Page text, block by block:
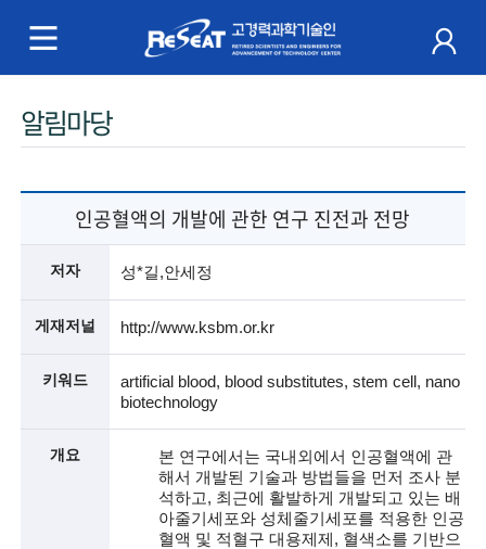
R
e
e
a
t
고
경
력
과
학
기
술
주
메
알림마당
인공혈액의 개발에 관한 연구 진전과 전망
저자 성*길,안세정
게재저널 http://www.ksbm.or.kr
키워드
artificial blood, blood substitutes, stem cell, nano
biotechnology
개요
본 연구에서는 국내외에서 인공혈액에 관
해서 개발된 기술과 방법들을 먼저 조사 분
석하고, 최근에 활발하게 개발되고 있는 배
아줄기세포와 성체줄기세포를 적용한 인공
혈액 및 적혈구 대용제제, 혈색소를 기반으